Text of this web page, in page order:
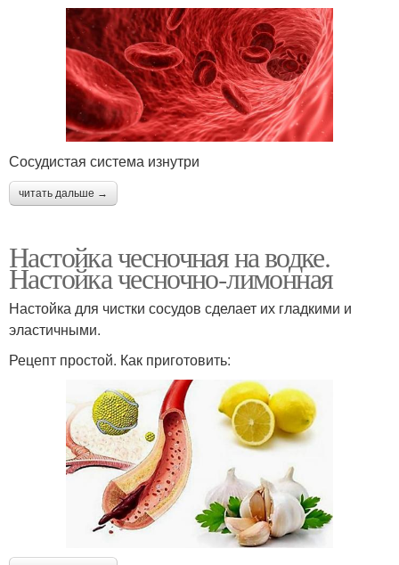
Сосудистая система изнутри
читать дальше →
Настойка чесночная на водке.
Настойка чесночно-лимонная
Настойка для чистки сосудов сделает их гладкими и
эластичными.
Рецепт простой. Как приготовить: